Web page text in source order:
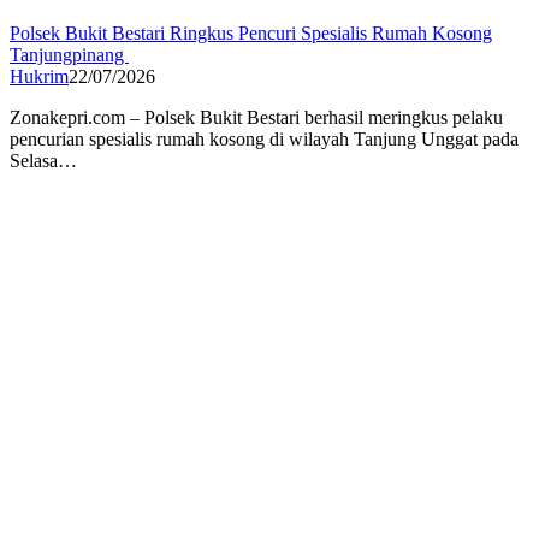
Polsek Bukit Bestari Ringkus Pencuri Spesialis Rumah Kosong
Tanjungpinang
Hukrim22/07/2026
Zonakepri.com – ‎Polsek Bukit Bestari berhasil meringkus pelaku
pencurian spesialis rumah kosong di wilayah Tanjung Unggat pada
Selasa…